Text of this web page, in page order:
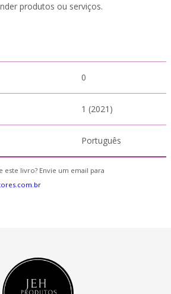
produtos ou serviços.
0
1 (2021)
Português
este livro? Envie um email para